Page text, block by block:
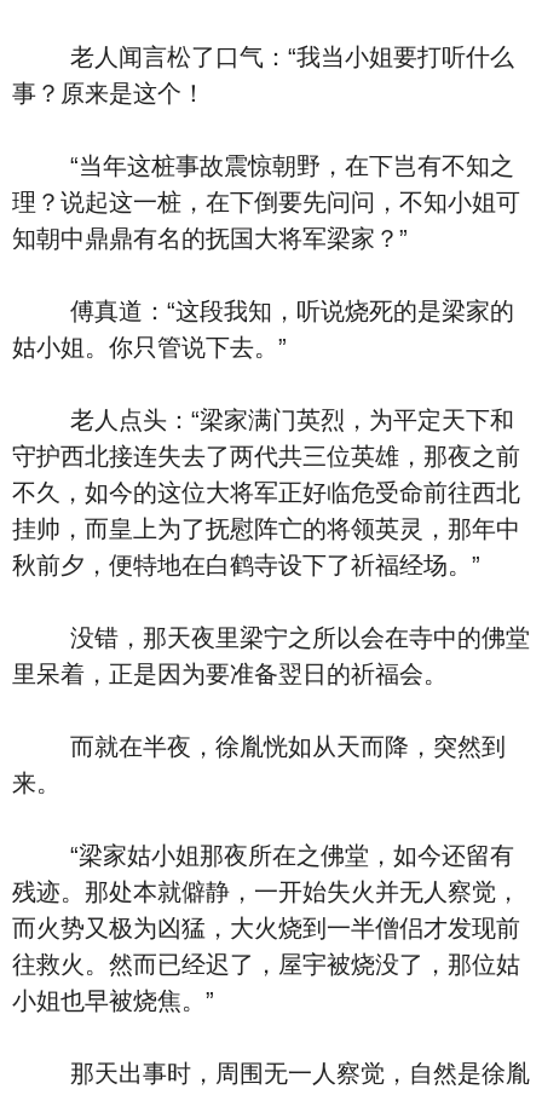
老人闻言松了口气：“我当小姐要打听什么
事？原来是这个！
“当年这桩事故震惊朝野，在下岂有不知之
理？说起这一桩，在下倒要先问问，不知小姐可
知朝中鼎鼎有名的抚国大将军梁家？”
傅真道：“这段我知，听说烧死的是梁家的
姑小姐。你只管说下去。”
老人点头：“梁家满门英烈，为平定天下和
守护西北接连失去了两代共三位英雄，那夜之前
不久，如今的这位大将军正好临危受命前往西北
挂帅，而皇上为了抚慰阵亡的将领英灵，那年中
秋前夕，便特地在白鹤寺设下了祈福经场。”
没错，那天夜里梁宁之所以会在寺中的佛堂
里呆着，正是因为要准备翌日的祈福会。
而就在半夜，徐胤恍如从天而降，突然到
来。
“梁家姑小姐那夜所在之佛堂，如今还留有
残迹。那处本就僻静，一开始失火并无人察觉，
而火势又极为凶猛，大火烧到一半僧侣才发现前
往救火。然而已经迟了，屋宇被烧没了，那位姑
小姐也早被烧焦。”
那天出事时，周围无一人察觉，自然是徐胤